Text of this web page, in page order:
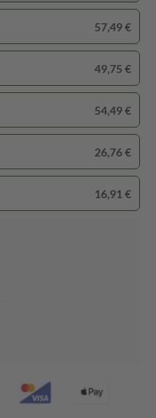
57,49 €
49,75 €
54,49 €
26,76 €
16,91 €